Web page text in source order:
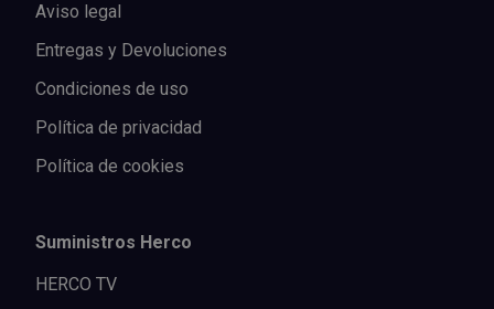
Aviso legal
Entregas y Devoluciones
Condiciones de uso
Política de privacidad
Política de cookies
Suministros Herco
HERCO TV